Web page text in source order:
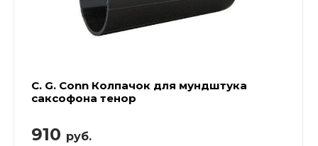
C. G. Conn Колпачок для мундштука
саксофона тенор
910 руб.